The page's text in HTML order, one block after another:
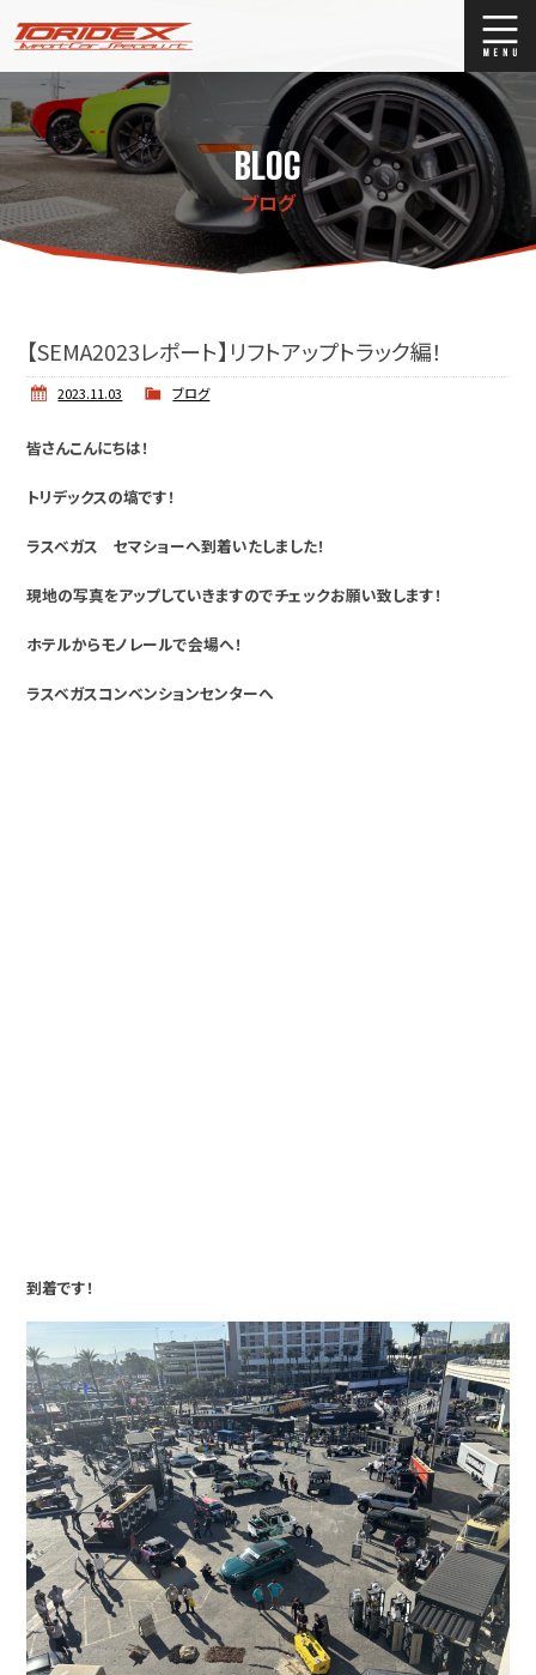
ブログ
Stock list
ストックリスト
買取
BLOG
ブログ
【SEMA2023レポート】リフトアップトラック編！
2023.11.03 ブログ
皆さんこんにちは！
トリデックスの塙です！
ラスベガス セマショーへ到着いたしました！
現地の写真をアップしていきますのでチェックお願い致します！
ホテルからモノレールで会場へ！
ラスベガスコンベンションセンターへ
到着です！